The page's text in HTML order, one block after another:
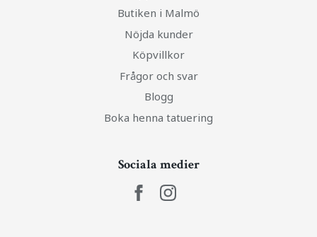
Butiken i Malmö
Nöjda kunder
Köpvillkor
Frågor och svar
Blogg
Boka henna tatuering
Sociala medier